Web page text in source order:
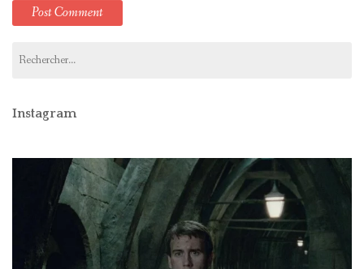
Instagram